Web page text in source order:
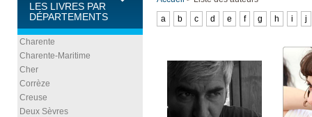
LES LIVRES PAR
DÉPARTEMENTS
Charente
Charente-Maritime
Cher
Corrèze
Creuse
Deux Sèvres
a
b c d e f g h i j